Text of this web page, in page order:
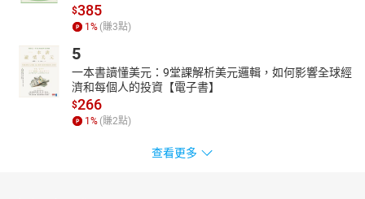
$385
1 % (賺3點)
5
一本書讀懂美元：9堂課解析美元邏輯，如何影響全球經
濟和每個人的投資【電子書】
$266
1 % (賺2點)
查看更多